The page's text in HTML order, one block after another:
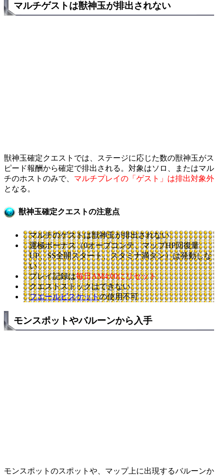
マルチゲストは獣神玉が排出されない
獣神玉確定クエストでは、ステージに応じた数の獣神玉がス
ピード報酬から確定で排出される。対象はソロ、またはマル
チのホストのみで、 マルチプレイの「ゲスト」は排出対象外
となる。
獣神玉確定クエストの注意点
マルチのゲストは獣神玉が排出されない
運極ボーナス（0オーブコンテ、マップHP回復量
UP、SS全開スタート、スタミナ満タン）は発動しな
い
プレイ記録は毎日AM4:00にリセット
クエストストックはできない
フエールビスケットの使用不可
モンスポットやバルーンから入手
モンスポットのスポットや、マップ上に出現するバルーンか